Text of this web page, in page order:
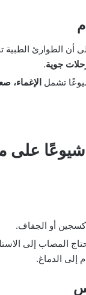
أن الطوارئ
.
تشمل الإغماء،
شيوعًا على
أو الجفاف.
المصاب إلى
إلى الدماغ.